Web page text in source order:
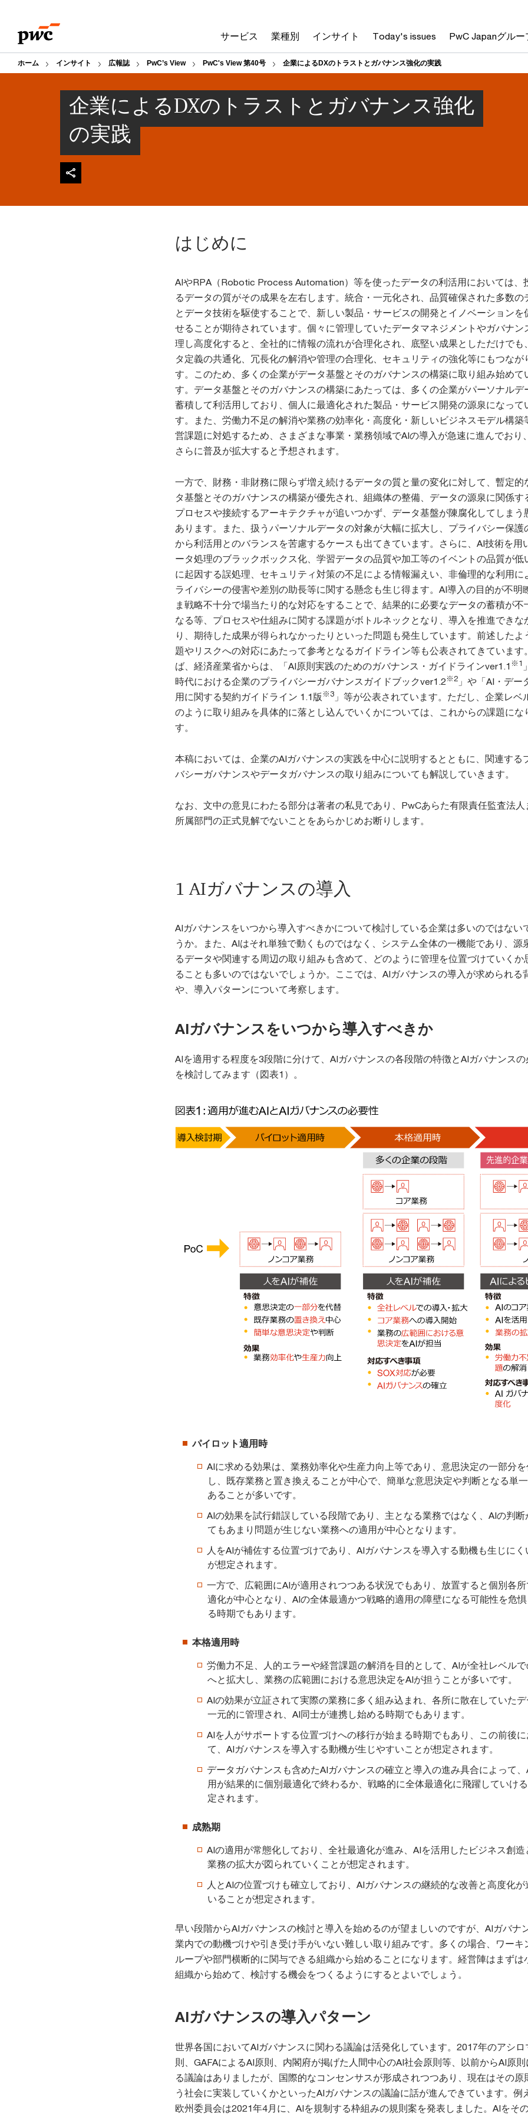
content
footer
サービス 業種別 インサイト Today's issues PwC Japanグルー
ホーム インサイト 広報誌 PwC’s View PwC's View 第40号 企業によるDXのトラストとガバナンス強化の実践
企業によるDXのトラストとガバナンス強化
の実践
はじめに
AIやRPA（Robotic Process Automation）等を使ったデータの利活用においては、
るデータの質がその成果を左右します。統合・一元化され、品質確保された多数の
とデータ技術を駆使することで、新しい製品・サービスの開発とイノベーションを
せることが期待されています。個々に管理していたデータマネジメントやガバナン
理し高度化すると、全社的に情報の流れが合理化され、底堅い成果としただけでも
タ定義の共通化、冗長化の解消や管理の合理化、セキュリティの強化等にもつなが
す。このため、多くの企業がデータ基盤とそのガバナンスの構築に取り組み始めて
す。データ基盤とそのガバナンスの構築にあたっては、多くの企業がパーソナルデ
蓄積して利活用しており、個人に最適化された製品・サービス開発の源泉になって
す。また、労働力不足の解消や業務の効率化・高度化・新しいビジネスモデル構築
営課題に対処するため、さまざまな事業・業務領域でAIの導入が急速に進んでおり
さらに普及が拡大すると予想されます。
一方で、財務・非財務に限らず増え続けるデータの質と量の変化に対して、暫定的
タ基盤とそのガバナンスの構築が優先され、組織体の整備、データの源泉に関係す
プロセスや接続するアーキテクチャが追いつかず、データ基盤が陳腐化してしまう
あります。また、扱うパーソナルデータの対象が大幅に拡大し、プライバシー保護
から利活用とのバランスを苦慮するケースも出てきています。さらに、AI技術を用
ータ処理のブラックボックス化、学習データの品質や加工等のイベントの品質が低
に起因する誤処理、セキュリティ対策の不足による情報漏えい、非倫理的な利用に
ライバシーの侵害や差別の助長等に関する懸念も生じ得ます。AI導入の目的が不明
ま戦略不十分で場当たり的な対応をすることで、結果的に必要なデータの蓄積が不
なる等、プロセスや仕組みに関する課題がボトルネックとなり、導入を推進できな
り、期待した成果が得られなかったりといった問題も発生しています。前述したよ
題やリスクへの対応にあたって参考となるガイドライン等も公表されてきています
ば、経済産業省からは、「AI原則実践のためのガバナンス・ガイドラインver1.1 ※1
時代における企業のプライバシーガバナンスガイドブックver1.2 ※2 」や「AI・デー
用に関する契約ガイドライン 1.1版 ※3 」等が公表されています。ただし、企業レベ
のように取り組みを具体的に落とし込んでいくかについては、これからの課題にな
す。
本稿においては、企業のAIガバナンスの実践を中心に説明するとともに、関連する
バシーガバナンスやデータガバナンスの取り組みについても解説していきます。
なお、文中の意見にわたる部分は著者の私見であり、PwCあらた有限責任監査法人
所属部門の正式見解でないことをあらかじめお断りします。
1 AIガバナンスの導入
AIガバナンスをいつから導入すべきかについて検討している企業は多いのではない
うか。また、AIはそれ単独で動くものではなく、システム全体の一機能であり、源
るデータや関連する周辺の取り組みも含めて、どのように管理を位置づけていくか
ることも多いのではないでしょうか。ここでは、AIガバナンスの導入が求められる
や、導入パターンについて考察します。
AIガバナンスをいつから導入すべきか
AIを適用する程度を3段階に分けて、AIガバナンスの各段階の特徴とAIガバナンス
を検討してみます（図表1）。
パイロット適用時
AIに求める効果は、業務効率化や生産力向上等であり、意思決定の一部分
し、既存業務と置き換えることが中心で、簡単な意思決定や判断となる単
あることが多いです。
AIの効果を試行錯誤している段階であり、主となる業務ではなく、AIの判断
てもあまり問題が生じない業務への適用が中心となります。
人をAIが補佐する位置づけであり、AIガバナンスを導入する動機も生じにく
が想定されます。
一方で、広範囲にAIが適用されつつある状況でもあり、放置すると個別各
適化が中心となり、AIの全体最適かつ戦略的適用の障壁になる可能性を危
る時期でもあります。
本格適用時
労働力不足、人的エラーや経営課題の解消を目的として、AIが全社レベル
へと拡大し、業務の広範囲における意思決定をAIが担うことが多いです。
AIの効果が立証されて実際の業務に多く組み込まれ、各所に散在していた
一元的に管理され、AI同士が連携し始める時期でもあります。
AIを人がサポートする位置づけへの移行が始まる時期でもあり、この前後
て、AIガバナンスを導入する動機が生じやすいことが想定されます。
データガバナンスも含めたAIガバナンスの確立と導入の進み具合によって、
用が結果的に個別最適化で終わるか、戦略的に全体最適化に飛躍していけ
定されます。
成熟期
AIの適用が常態化しており、全社最適化が進み、AIを活用したビジネス創造
業務の拡大が図られていくことが想定されます。
人とAIの位置づけも確立しており、AIガバナンスの継続的な改善と高度化が
いることが想定されます。
早い段階からAIガバナンスの検討と導入を始めるのが望ましいのですが、AIガバナ
業内での動機づけや引き受け手がいない難しい取り組みです。多くの場合、ワーキ
ループや部門横断的に関与できる組織から始めることになります。経営陣はまずは
組織から始めて、検討する機会をつくるようにするとよいでしょう。
AIガバナンスの導入パターン
世界各国においてAIガバナンスに関わる議論は活発化しています。2017年のアシロ
則、GAFAによるAI原則、内閣府が掲げた人間中心のAI社会原則等、以前からAI原
る議論はありましたが、国際的なコンセンサスが形成されつつあり、現在はその原
う社会に実装していくかといったAIガバナンスの議論に話が進んできています。例
欧州委員会は2021年4月に、AIを規制する枠組みの規則案を発表しました。AIをそ